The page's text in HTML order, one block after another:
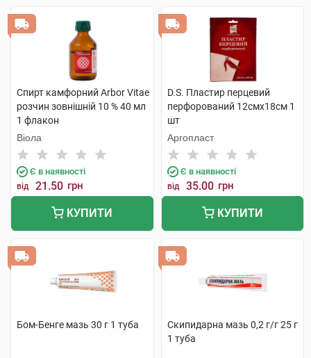
Спирт камфорний Arbor Vitae
розчин зовнішній 10 % 40 мл
1 флакон
Віола
Є в наявності
від 21.50 грн
КУПИТИ
D.S. Пластир перцевий
перфорований 12смх18см 1
шт
Аргопласт
Є в наявності
від 35.00 грн
КУПИТИ
Бом-Бенге мазь 30 г 1 туба
Скипидарна мазь 0,2 г/г 25 г
1 туба